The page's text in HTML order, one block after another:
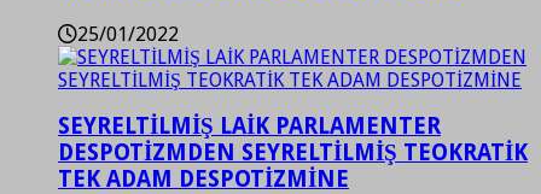
25/01/2022
SEYRELTİLMİŞ LAİK PARLAMENTER
DESPOTİZMDEN SEYRELTİLMİŞ TEOKRATİK
TEK ADAM DESPOTİZMİNE